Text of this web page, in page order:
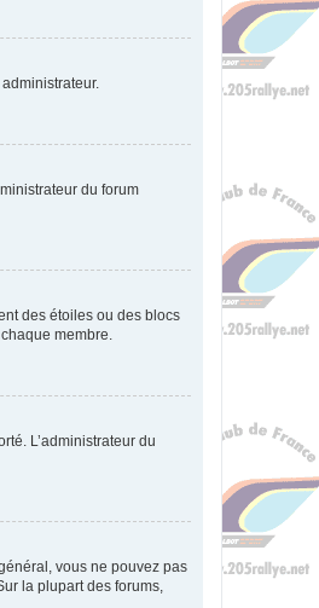
du forum
des étoiles ou des blocs
membre.
L’administrateur du
vous ne pouvez pas
la plupart des forums,